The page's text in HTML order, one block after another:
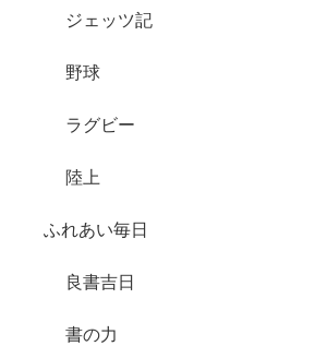
ジェッツ記
野球
ラグビー
陸上
ふれあい毎日
良書吉日
書の力